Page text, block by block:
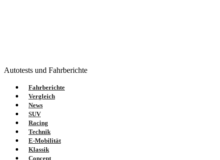
Autotests und Fahrberichte
Fahrberichte
Vergleich
News
SUV
Racing
Technik
E-Mobilität
Klassik
Concept